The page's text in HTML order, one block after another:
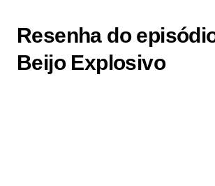
Resenha do
Beijo Explosivo